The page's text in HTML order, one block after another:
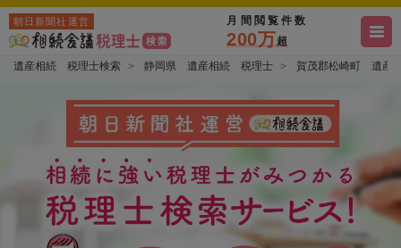
朝日新聞社運営 月間閲覧件数
200万超
遺産相続 税理士検索 静岡県 遺産相続 税理士 賀茂郡松崎町 遺産